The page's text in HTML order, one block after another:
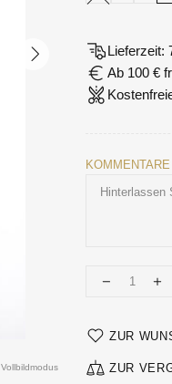
Vollbildmodus
Lieferzeit:
Ab 100 €
KOMMENTARE
ZUR
ZUR